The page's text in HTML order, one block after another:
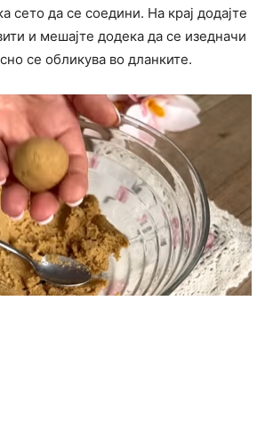
сето да се соедини. На крај додајте
и мешајте додека да се изедначи
се обликува во дланките.